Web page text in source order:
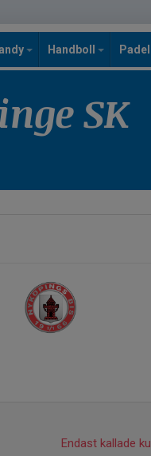
Handboll Padel
SK
Endast kallade